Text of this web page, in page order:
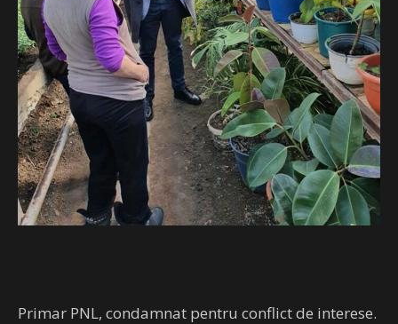
Primar PNL, condamnat pentru conflict de interese.